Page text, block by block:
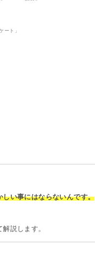
ート」
い事にはならないんです。
説します。